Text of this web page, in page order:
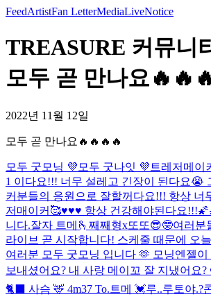
FeedArtistFan LetterMediaLiveNotice
TREASURE 커뮤니
모두 곧 만나요
2022년 11월 12일
모두 곧 만나요🔥🔥🔥🔥
모두 굿모닝 💜 모두 굿나잇 💜 트레저메이
1 이다요!!! 너무 설레고 긴장이 된다요😭
커분들의 응원으로 잘할꺼다요!!! 항상 너
저매이커🥰♥️♥️♥️ 항상 건강해야된다요
니다.잘자 트메🫰 째째형x또또😎🤓여러분
라이브 곧 시작합니다! 스케줄 때문에 오
여러분 모두 굿모닝 입니다 🫶 모닝엔젤
보내셨어요? 내 사랑 메이꼬 잘 지냈어
🐈‍⬛ 사슴 🦌 4m37 To.트메 💓루..루토야.?